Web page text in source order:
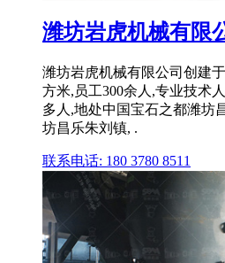
潍坊岩虎机械有限
潍坊岩虎机械有限公司创建
方米,员工300余人,专业技术
多人,地处中国宝石之都潍坊
坊昌乐朱刘镇, .
联系电话: 180 3780 8511